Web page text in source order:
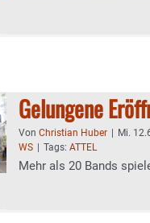
Gelungene
Von Christian Huber Mi.
WS
Tags: ATTEL
Mehr als 20 Bands